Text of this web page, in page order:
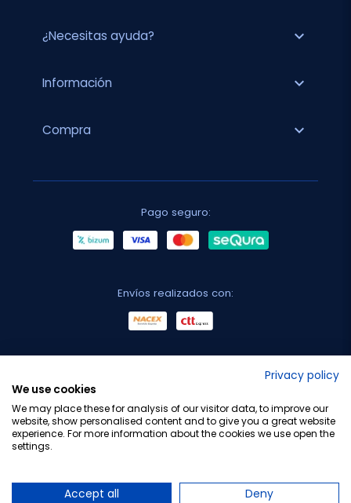
¿Necesitas ayuda? expand_more
Información expand_more
Compra expand_more
Pago seguro:
Envíos realizados con:
Privacy policy
We use cookies
We may place these for analysis of our visitor data, to improve our
website, show personalised content and to give you a great website
experience. For more information about the cookies we use open the
settings.
Accept all Deny